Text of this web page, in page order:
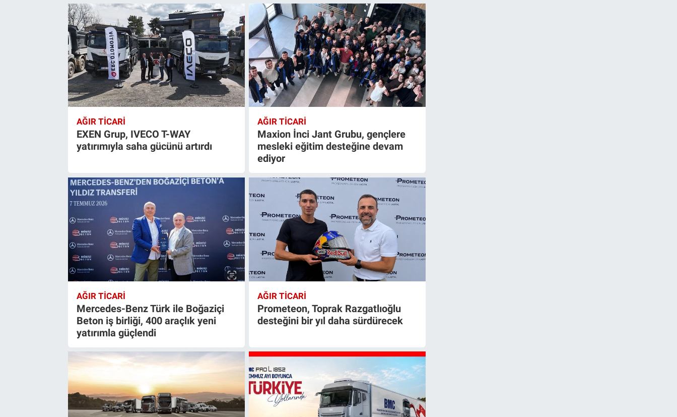
AĞIR TİCARİ
EXEN Grup, IVECO T-WAY
yatırımıyla saha gücünü artırdı
AĞIR TİCARİ
Maxion İnci Jant Grubu, gençlere
mesleki eğitim desteğine devam
ediyor
AĞIR TİCARİ
Mercedes-Benz Türk ile Boğaziçi
Beton iş birliği, 400 araçlık yeni
yatırımla güçlendi
AĞIR TİCARİ
Prometeon, Toprak Razgatlıoğlu
desteğini bir yıl daha sürdürecek